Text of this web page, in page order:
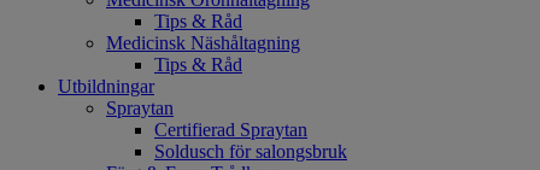
Tips & Råd
Medicinsk Näshåltagning
Tips & Råd
Utbildningar
Spraytan
Certifierad Spraytan
Soldusch för salongsbruk